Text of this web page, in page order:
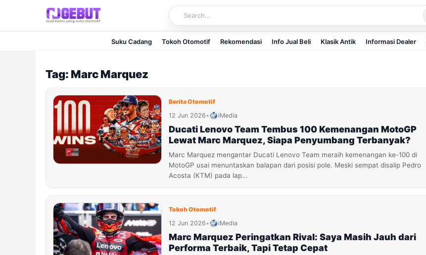
Suku Cadang Tokoh Otomotif Rekomendasi Info Jual Beli Klasik Antik Informasi Dealer
Tag: Marc Marquez
Berita Otomotif
12 Jun 2026• iMedia
Ducati Lenovo Team Tembus 100 Kemenangan MotoGP
Lewat Marc Marquez, Siapa Penyumbang Terbanyak?
Marc Marquez mengantar Ducati Lenovo Team meraih kemenangan ke-100 di
MotoGP usai menuntaskan balapan dari posisi pole. Meski sempat disalip Pedro
Acosta (KTM) pada lap…
Tokoh Otomotif
12 Jun 2026• iMedia
Marc Marquez Peringatkan Rival: Saya Masih Jauh dari
Performa Terbaik, Tapi Tetap Cepat